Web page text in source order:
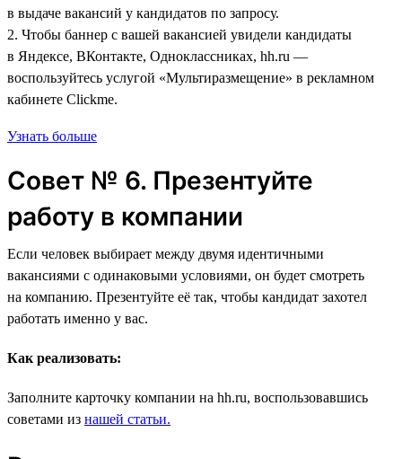
в выдаче вакансий у кандидатов по запросу.
2. Чтобы баннер с вашей вакансией увидели кандидаты
в Яндексе, ВКонтакте, Одноклассниках, hh.ru —
воспользуйтесь услугой «Мультиразмещение» в рекламном
кабинете Clickme.
Узнать больше
Совет № 6. Презентуйте
работу в компании
Если человек выбирает между двумя идентичными
вакансиями с одинаковыми условиями, он будет смотреть
на компанию. Презентуйте её так, чтобы кандидат захотел
работать именно у вас.
Как реализовать:
Заполните карточку компании на hh.ru, воспользовавшись
советами из нашей статьи.